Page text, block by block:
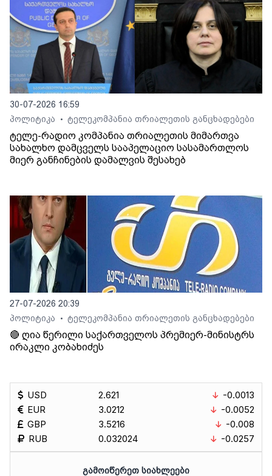
30-07-2026 16:59
პოლიტიკა
• ტელეკომპანია თრიალეთის განცხადებები
ტელე-რადიო კომპანია თრიალეთის მიმართვა
სახალხო დამცველს სააპელაციო სასამართლოს
მიერ განჩინების დამალვის შესახებ
27-07-2026 20:39
პოლიტიკა
• ტელეკომპანია თრიალეთის განცხადებები
🔴 ღია წერილი საქართველოს პრემიერ-მინისტრს
ირაკლი კობახიძეს
USD
EUR
GBP
RUB
2.621
3.0212
3.5216
0.032024
-0.0013
-0.0052
-0.008
-0.0257
ᲒᲐᲛᲝᲘᲬᲔᲠᲔᲗ ᲡᲘᲐᲮᲚᲔᲔᲑᲘ